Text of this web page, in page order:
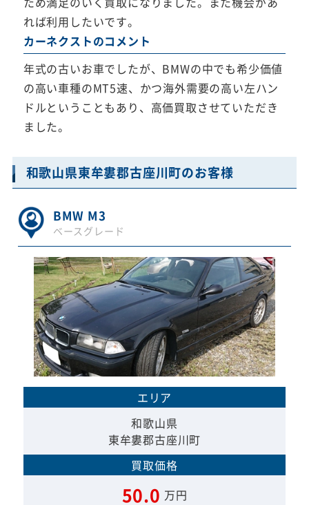
れば利用したいです。
カーネクストのコメント
年式の古いお車でしたが、BMWの中でも希少価値
の高い車種のMT5速、かつ海外需要の高い左ハン
ドルということもあり、高価買取させていただき
ました。
和歌山県東牟婁郡古座川町のお客様
BMW M3
ベースグレード
エリア
和歌山県
東牟婁郡古座川町
買取価格
50.0 万円